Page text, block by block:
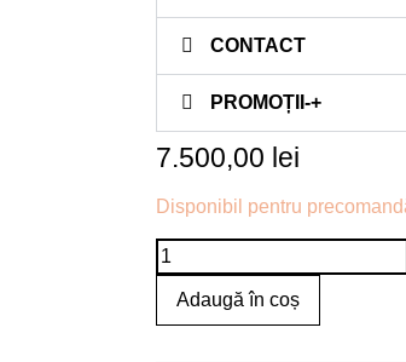
CONTACT
PROMOȚII-+
7.500,00 lei
Disponibil pentru
Adaugă în coș